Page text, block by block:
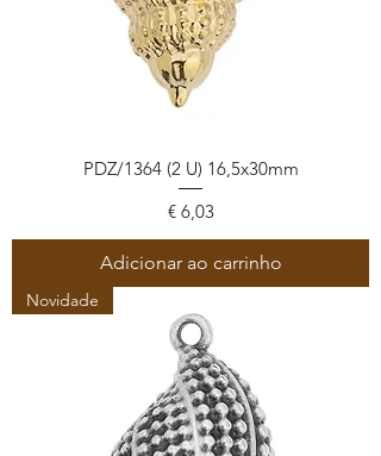
PDZ/1364 (2 U) 16,5x30mm
Preço
€ 6,03
Adicionar ao carrinho
Novidade